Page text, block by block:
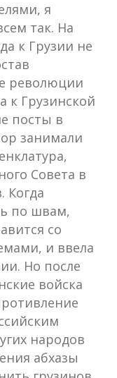
я
так. На
к Грузии не
революции
к Грузинской
посты в
занимали
Совета в
Когда
по швам,
со
и ввела
Но после
войска
народов
абхазы